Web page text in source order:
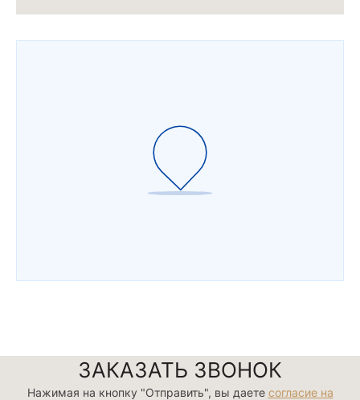
ЗАКАЗАТЬ ЗВОНОК
Нажимая на кнопку "Отправить", вы даете согласие на